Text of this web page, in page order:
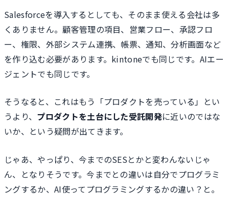
Salesforceを導入するとしても、そのまま使える会社は多
くありません。顧客管理の項目、営業フロー、承認フロ
ー、権限、外部システム連携、帳票、通知、分析画面など
を作り込む必要があります。kintoneでも同じです。AIエー
ジェントでも同じです。
そうなると、これはもう「プロダクトを売っている」とい
うより、 プロダクトを土台にした受託開発に近いのではな
いか、という疑問が出てきます。
じゃあ、やっぱり、今までのSESとかと変わんないじゃ
ん、となりそうです。今までとの違いは自分でプログラミ
ングするか、AI使ってプログラミングするかの違い？と。